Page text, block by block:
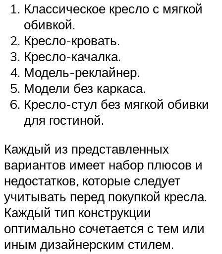
Классическое кресло с мягкой
обивкой.
Кресло-кровать.
Кресло-качалка.
Модель-реклайнер.
Модели без каркаса.
Кресло-стул без мягкой обивки
для гостиной.
Каждый из представленных
вариантов имеет набор плюсов и
недостатков, которые следует
учитывать перед покупкой кресла.
Каждый тип конструкции
оптимально сочетается с тем или
иным дизайнерским стилем.